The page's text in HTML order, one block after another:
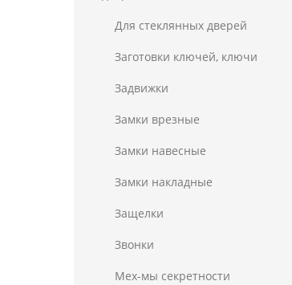
Для стеклянных дверей
Заготовки ключей, ключи
Задвижки
Замки врезные
Замки навесные
Замки накладные
Защелки
Звонки
Мех-мы секретности